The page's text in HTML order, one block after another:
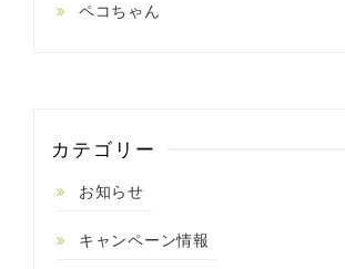
ペコちゃん
カテゴリー
お知らせ
キャンペーン情報